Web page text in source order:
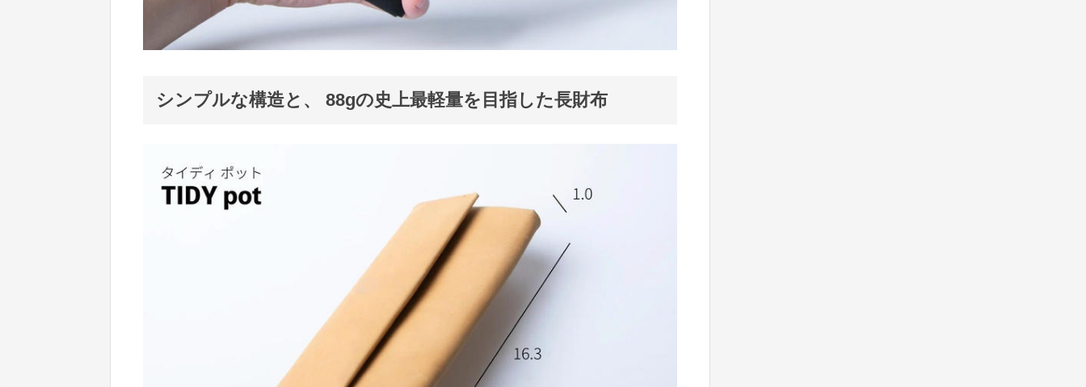
シンプルな構造と、 88gの史上最軽量を目指した長財布